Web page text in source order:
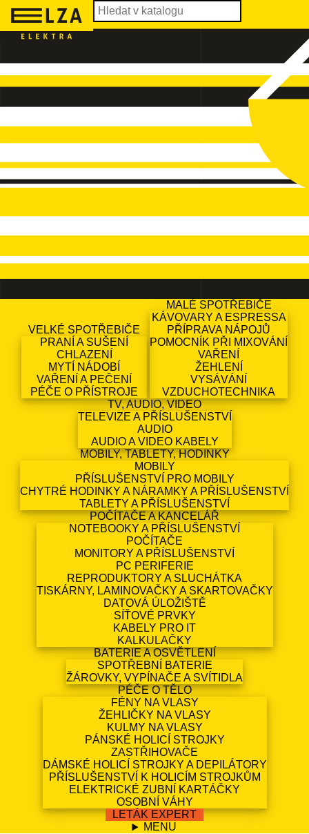
VELKÉ SPOTŘEBIČE
PRANÍ A SUŠENÍ
CHLAZENÍ
MYTÍ NÁDOBÍ
VAŘENÍ A PEČENÍ
PÉČE O PŘÍSTROJE
MALÉ SPOTŘEBIČE
KÁVOVARY A ESPRESSA
PŘÍPRAVA NÁPOJŮ
POMOCNÍK PŘI MIXOVÁNÍ
VAŘENÍ
ŽEHLENÍ
VYSÁVÁNÍ
VZDUCHOTECHNIKA
TV, AUDIO, VIDEO
TELEVIZE A PŘÍSLUŠENSTVÍ
AUDIO
AUDIO A VIDEO KABELY
MOBILY, TABLETY, HODINKY
MOBILY
PŘÍSLUŠENSTVÍ PRO MOBILY
CHYTRÉ HODINKY A NÁRAMKY A PŘÍSLUŠENSTVÍ
TABLETY A PŘÍSLUŠENSTVÍ
POČÍTAČE A KANCELÁŘ
NOTEBOOKY A PŘÍSLUŠENSTVÍ
POČÍTAČE
MONITORY A PŘÍSLUŠENSTVÍ
PC PERIFERIE
REPRODUKTORY A SLUCHÁTKA
TISKÁRNY, LAMINOVAČKY A SKARTOVAČKY
DATOVÁ ÚLOŽIŠTĚ
SÍŤOVÉ PRVKY
KABELY PRO IT
KALKULAČKY
BATERIE A OSVĚTLENÍ
SPOTŘEBNÍ BATERIE
ŽÁROVKY, VYPÍNAČE A SVÍTIDLA
PÉČE O TĚLO
FÉNY NA VLASY
ŽEHLIČKY NA VLASY
KULMY NA VLASY
PÁNSKÉ HOLICÍ STROJKY
ZASTŘIHOVAČE
DÁMSKÉ HOLICÍ STROJKY A DEPILÁTORY
PŘÍSLUŠENSTVÍ K HOLICÍM STROJKŮM
ELEKTRICKÉ ZUBNÍ KARTÁČKY
OSOBNÍ VÁHY
LETÁK EXPERT
MENU